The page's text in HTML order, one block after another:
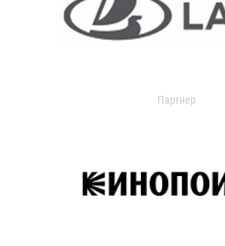
Партнер